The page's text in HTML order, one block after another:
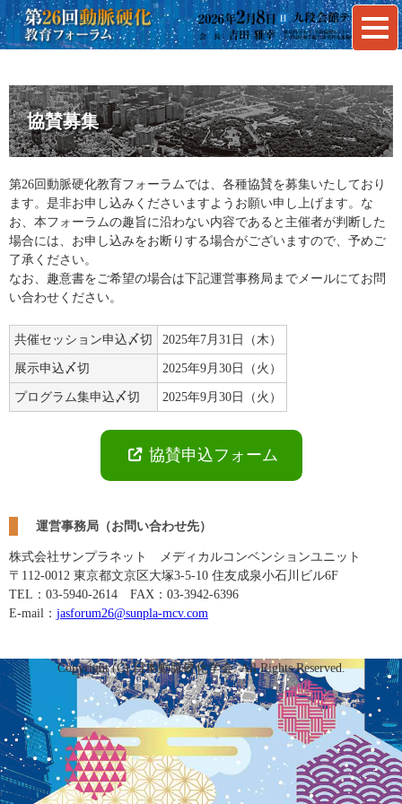
協賛募集
第26回動脈硬化教育フォーラムでは、各種協賛を募集いたしており
ます。是非お申し込みくださいますようお願い申し上げます。な
お、本フォーラムの趣旨に沿わない内容であると主催者が判断した
場合には、お申し込みをお断りする場合がございますので、予めご
了承ください。
なお、趣意書をご希望の場合は下記運営事務局までメールにてお問
い合わせください。
共催セッション申込〆切 2025年7月31日（木）
展示申込〆切 2025年9月30日（火）
プログラム集申込〆切 2025年9月30日（火）
協賛申込フォーム
運営事務局（お問い合わせ先）
株式会社サンプラネット メディカルコンベンションユニット
〒112-0012 東京都文京区大塚3-5-10 住友成泉小石川ビル6F
TEL：03-5940-2614 FAX：03-3942-6396
E-mail： jasforum26@sunpla-mcv.com
Copyright (C) 日本動脈硬化学会. All Rights Reserved.